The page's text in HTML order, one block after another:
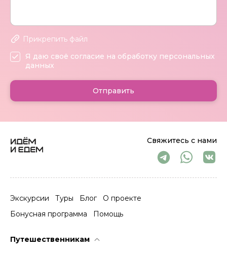
Свяжитесь с нами
Экскурсии Туры Блог
О проекте
Бонусная программа
Помощь
Путешественникам
Прикрепить файл
Я даю своё согласие на обработку персональных
данных
Отправить